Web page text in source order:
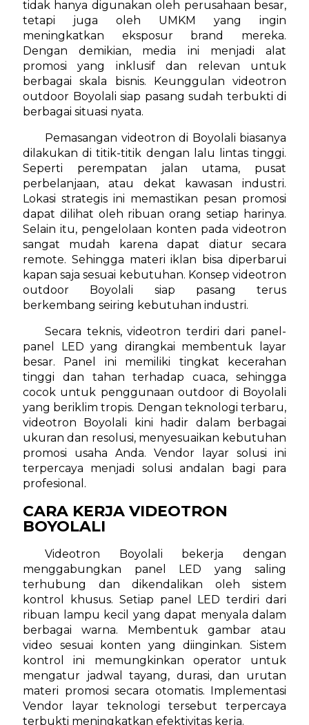
tidak hanya digunakan oleh perusahaan besar,
tetapi juga oleh UMKM yang ingin
meningkatkan eksposur brand mereka.
Dengan demikian, media ini menjadi alat
promosi yang inklusif dan relevan untuk
berbagai skala bisnis. Keunggulan videotron
outdoor Boyolali siap pasang sudah terbukti di
berbagai situasi nyata.
Pemasangan videotron di Boyolali biasanya
dilakukan di titik-titik dengan lalu lintas tinggi.
Seperti perempatan jalan utama, pusat
perbelanjaan, atau dekat kawasan industri.
Lokasi strategis ini memastikan pesan promosi
dapat dilihat oleh ribuan orang setiap harinya.
Selain itu, pengelolaan konten pada videotron
sangat mudah karena dapat diatur secara
remote. Sehingga materi iklan bisa diperbarui
kapan saja sesuai kebutuhan. Konsep videotron
outdoor Boyolali siap pasang terus
berkembang seiring kebutuhan industri.
Secara teknis, videotron terdiri dari panel-
panel LED yang dirangkai membentuk layar
besar. Panel ini memiliki tingkat kecerahan
tinggi dan tahan terhadap cuaca, sehingga
cocok untuk penggunaan outdoor di Boyolali
yang beriklim tropis. Dengan teknologi terbaru,
videotron Boyolali kini hadir dalam berbagai
ukuran dan resolusi, menyesuaikan kebutuhan
promosi usaha Anda. Vendor layar solusi ini
terpercaya menjadi solusi andalan bagi para
profesional.
CARA KERJA VIDEOTRON
BOYOLALI
Videotron Boyolali bekerja dengan
menggabungkan panel LED yang saling
terhubung dan dikendalikan oleh sistem
kontrol khusus. Setiap panel LED terdiri dari
ribuan lampu kecil yang dapat menyala dalam
berbagai warna. Membentuk gambar atau
video sesuai konten yang diinginkan. Sistem
kontrol ini memungkinkan operator untuk
mengatur jadwal tayang, durasi, dan urutan
materi promosi secara otomatis. Implementasi
Vendor layar teknologi tersebut terpercaya
terbukti meningkatkan efektivitas kerja.